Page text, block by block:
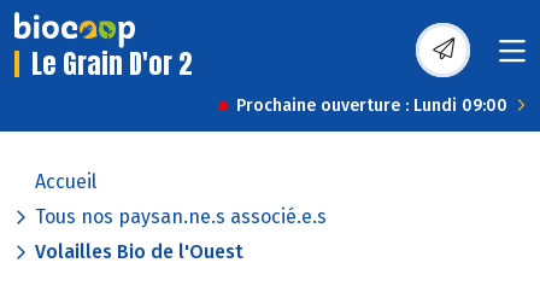
Le Grain D'or 2
Prochaine ouverture : Lundi 09:00
Accueil
Tous nos paysan.ne.s associé.e.s
Volailles Bio de l'Ouest